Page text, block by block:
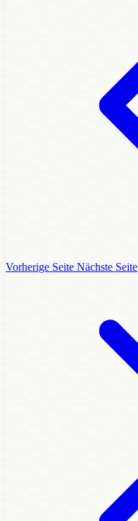
Vorherige Seite Nächste Seite